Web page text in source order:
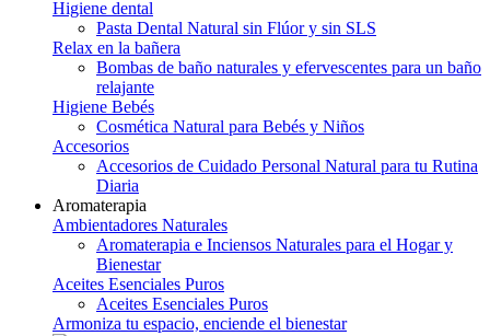
Higiene dental
Pasta Dental Natural sin Flúor y sin SLS
Relax en la bañera
Bombas de baño naturales y efervescentes para un baño
relajante
Higiene Bebés
Cosmética Natural para Bebés y Niños
Accesorios
Accesorios de Cuidado Personal Natural para tu Rutina
Diaria
Aromaterapia
Ambientadores Naturales
Aromaterapia e Inciensos Naturales para el Hogar y
Bienestar
Aceites Esenciales Puros
Aceites Esenciales Puros
Armoniza tu espacio, enciende el bienestar